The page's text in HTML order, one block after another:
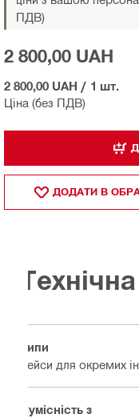
ПДВ)
Ціна (без ПДВ)
2 800,00 UAH
2 800,00 UAH / 1 шт.
ДОДАТИ В
Типи
Кейси для окремих
Сумісність з